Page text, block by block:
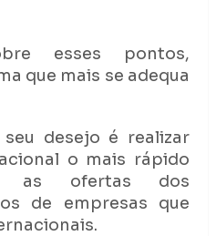
esses pontos,
que mais se adequa
desejo é realizar
o mais rápido
as ofertas dos
de empresas que